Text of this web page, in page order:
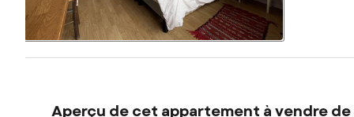
Aperçu de cet appartement à vendre de